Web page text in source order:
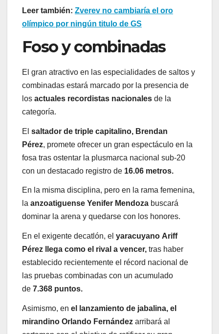
Leer también: Zverev no cambiaría el oro
olímpico por ningún titulo de GS
Foso y combinadas
El gran atractivo en las especialidades de saltos y
combinadas estará marcado por la presencia de
los actuales recordistas nacionales de la
categoría.
El saltador de triple capitalino, Brendan
Pérez, promete ofrecer un gran espectáculo en la
fosa tras ostentar la plusmarca nacional sub-20
con un destacado registro de 16.06 metros.
En la misma disciplina, pero en la rama femenina,
la anzoatiguense Yenifer Mendoza buscará
dominar la arena y quedarse con los honores.
En el exigente decatlón, el yaracuyano Ariff
Pérez llega como el rival a vencer, tras haber
establecido recientemente el récord nacional de
las pruebas combinadas con un acumulado
de 7.368 puntos.
Asimismo, en el lanzamiento de jabalina, el
mirandino Orlando Fernández arribará al